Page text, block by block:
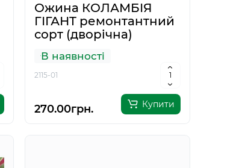
Ожина КОЛАМБІЯ
ГІГАНТ ремонтантний
сорт (дворічна)
В наявності
2115-01
270.00грн. Купити